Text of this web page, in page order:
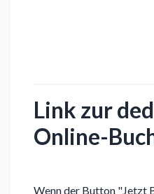
Link zur
Online-
Wenn der Button "Jetzt